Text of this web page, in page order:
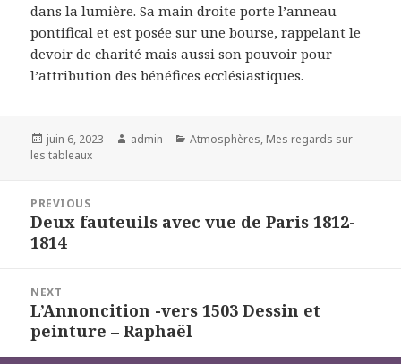
dans la lumière. Sa main droite porte l’anneau
pontifical et est posée sur une bourse, rappelant le
devoir de charité mais aussi son pouvoir pour
l’attribution des bénéfices ecclésiastiques.
Posted
on
juin 6, 2023 Author
admin Categories
Atmosphères, Mes regards sur
les tableaux
l’article
PREVIOUS
Previous
post:
Deux fauteuils avec vue de Paris 1812-
1814
NEXT
Next
post:
L’Annoncition -vers 1503 Dessin et
peinture – Raphaël